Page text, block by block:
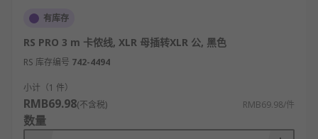
有库存
RS PRO 3 m 卡侬线, XLR 母插转XLR 公, 黑色
RS 库存编号 742-4494
小计（1 件）
RMB69.98(不含税) RMB69.98/件
数量